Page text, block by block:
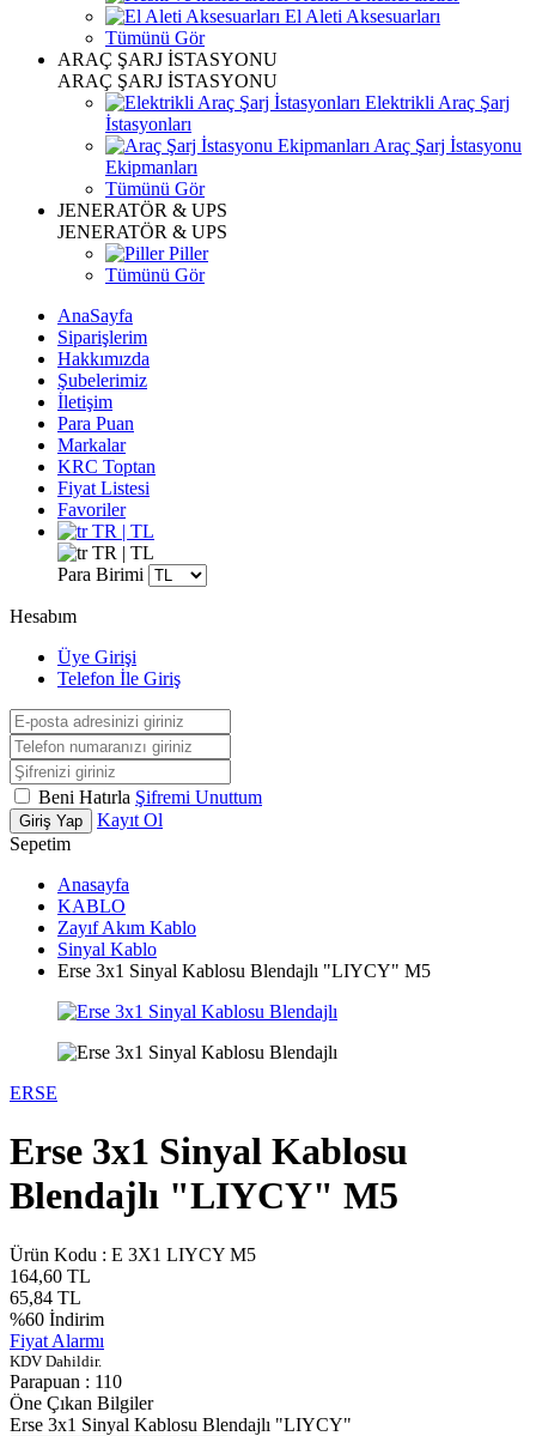
El Aleti Aksesuarları
Tümünü Gör
ARAÇ ŞARJ İSTASYONU
ARAÇ ŞARJ İSTASYONU
Elektrikli Araç Şarj
İstasyonları
Araç Şarj İstasyonu
Ekipmanları
Tümünü Gör
JENERATÖR & UPS
JENERATÖR & UPS
Piller
Tümünü Gör
AnaSayfa
Siparişlerim
Hakkımızda
Şubelerimiz
İletişim
Para Puan
Markalar
KRC Toptan
Fiyat Listesi
Favoriler
TR | TL
TR | TL
Para Birimi
Hesabım
Üye Girişi
Telefon İle Giriş
Beni Hatırla Şifremi Unuttum
Giriş Yap
Kayıt Ol
Sepetim
Anasayfa
KABLO
Zayıf Akım Kablo
Sinyal Kablo
Erse 3x1 Sinyal Kablosu Blendajlı "LIYCY" M5
ERSE
Erse 3x1 Sinyal Kablosu
Blendajlı "LIYCY" M5
Ürün Kodu : E 3X1 LIYCY M5
164,60 TL
65,84 TL
%60 İndirim
Fiyat Alarmı
KDV Dahildir.
Parapuan : 110
Öne Çıkan Bilgiler
Erse 3x1 Sinyal Kablosu Blendajlı "LIYCY"